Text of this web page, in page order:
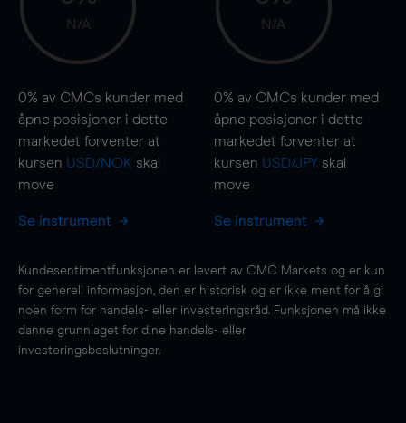
N/A
0% av CMCs kunder med
åpne posisjoner i dette
markedet forventer at
kursen USD/NOK skal
move
Se instrument
N/A
0% av CMCs kunder med
åpne posisjoner i dette
markedet forventer at
kursen USD/JPYskal
move
Se instrument
Kundesentimentfunksjonen er levert av CMC Markets og er kun
for generell informasjon, den er historisk og er ikke ment for å gi
noen form for handels- eller investeringsråd. Funksjonen må ikke
danne grunnlaget for dine handels- eller
investeringsbeslutninger.